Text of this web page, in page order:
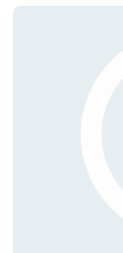
で、機
ので、ま